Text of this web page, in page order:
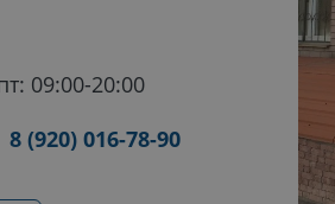
09:00-20:00
8 (920) 016-78-90